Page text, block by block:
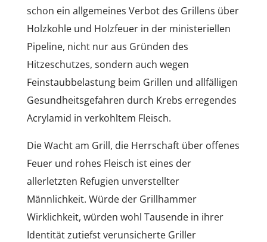
schon ein allgemeines Verbot des Grillens über
Holzkohle und Holzfeuer in der ministeriellen
Pipeline, nicht nur aus Gründen des
Hitzeschutzes, sondern auch wegen
Feinstaubbelastung beim Grillen und allfälligen
Gesundheitsgefahren durch Krebs erregendes
Acrylamid in verkohltem Fleisch.
Die Wacht am Grill, die Herrschaft über offenes
Feuer und rohes Fleisch ist eines der
allerletzten Refugien unverstellter
Männlichkeit. Würde der Grillhammer
Wirklichkeit, würden wohl Tausende in ihrer
Identität zutiefst verunsicherte Griller